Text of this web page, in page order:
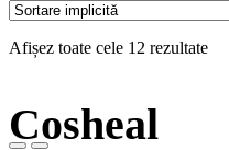
Afișez toate cele 12 rezultate
Cosheal